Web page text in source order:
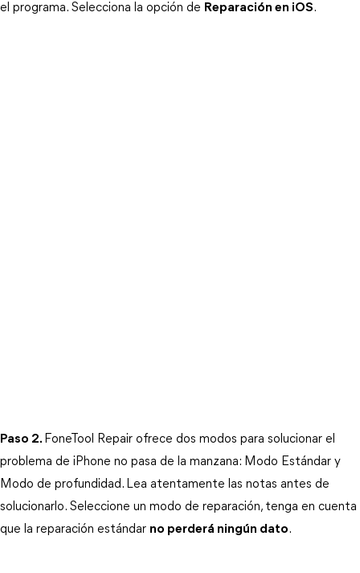
el programa. Selecciona la opción de Reparación en iOS.
Paso 2. FoneTool Repair ofrece dos modos para solucionar el
problema de iPhone no pasa de la manzana: Modo Estándar y
Modo de profundidad. Lea atentamente las notas antes de
solucionarlo. Seleccione un modo de reparación, tenga en cuenta
que la reparación estándar no perderá ningún dato.